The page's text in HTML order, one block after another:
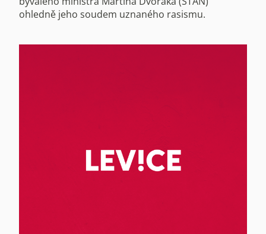
ohledně jeho soudem uznaného rasismu.